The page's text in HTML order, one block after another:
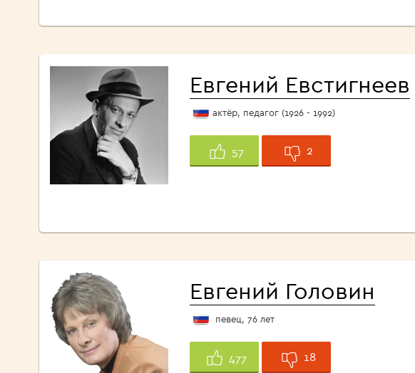
Евгений Евстигнеев
актёр, педагог (1926 - 1992)
57 2
Евгений Головин
певец, 76 лет
477 18